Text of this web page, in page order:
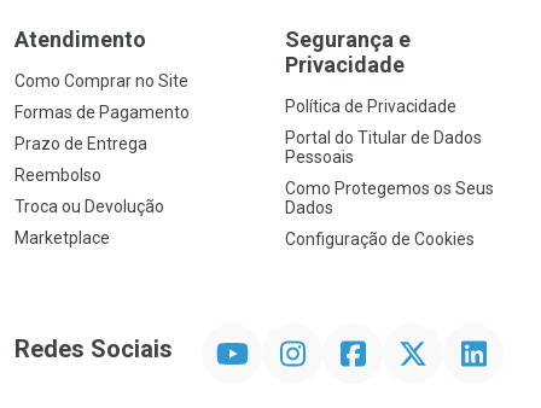
Atendimento
Como Comprar no Site
Formas de Pagamento
Prazo de Entrega
Reembolso
Troca ou Devolução
Marketplace
Segurança e
Privacidade
Política de Privacidade
Portal do Titular de Dados
Pessoais
Como Protegemos os Seus
Dados
Configuração de Cookies
Redes Sociais InstagramFacebookTwitter Linkedin